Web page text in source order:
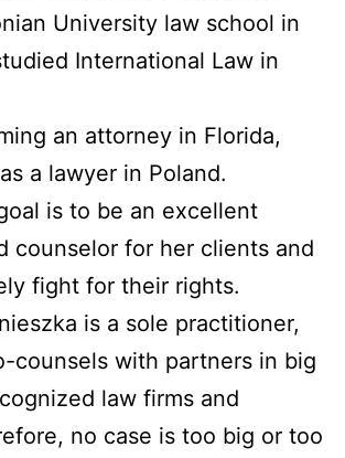
University law school in
International Law in
an attorney in Florida,
a lawyer in Poland.
is to be an excellent
counselor for her clients and
fight for their rights.
is a sole practitioner,
counsels with partners in big
law firms and
no case is too big or too